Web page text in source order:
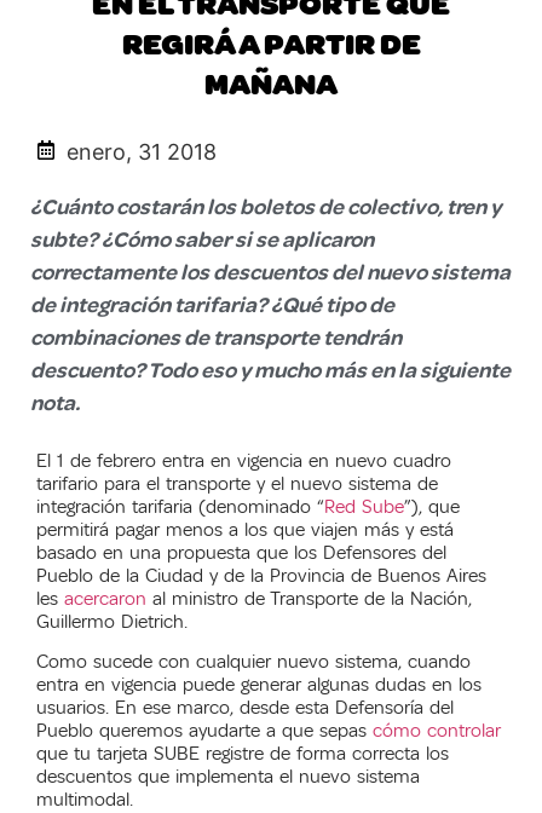
REGIRÁ A PARTIR DE
MAÑANA
enero, 31 2018
¿Cuánto costarán los boletos de colectivo, tren y
subte? ¿Cómo saber si se aplicaron
correctamente los descuentos del nuevo sistema
de integración tarifaria? ¿Qué tipo de
combinaciones de transporte tendrán
descuento? Todo eso y mucho más en la siguiente
nota.
El 1 de febrero entra en vigencia en nuevo cuadro
tarifario para el transporte y el nuevo sistema de
integración tarifaria (denominado “Red Sube”), que
permitirá pagar menos a los que viajen más y está
basado en una propuesta que los Defensores del
Pueblo de la Ciudad y de la Provincia de Buenos Aires
les acercaron al ministro de Transporte de la Nación,
Guillermo Dietrich.
Como sucede con cualquier nuevo sistema, cuando
entra en vigencia puede generar algunas dudas en los
usuarios. En ese marco, desde esta Defensoría del
Pueblo queremos ayudarte a que sepas cómo controlar
que tu tarjeta SUBE registre de forma correcta los
descuentos que implementa el nuevo sistema
multimodal.